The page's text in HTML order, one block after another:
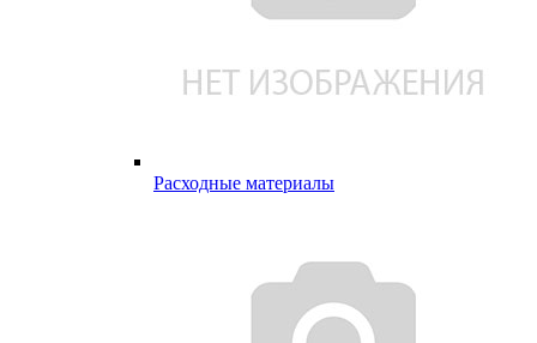
Расходные материалы